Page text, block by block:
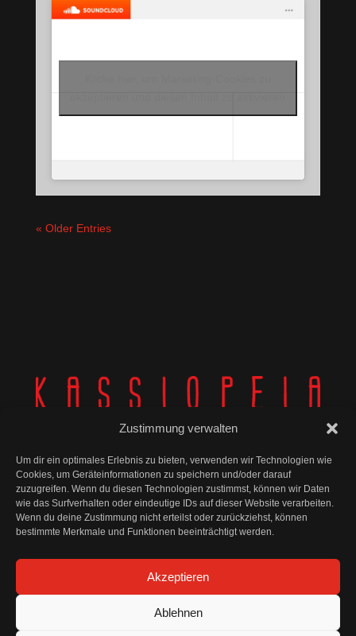
Zustimmung verwalten
Um dir ein optimales Erlebnis zu bieten, verwenden wir Technologien wie
Cookies, um Geräteinformationen zu speichern und/oder darauf
zuzugreifen. Wenn du diesen Technologien zustimmst, können wir Daten
wie das Surfverhalten oder eindeutige IDs auf dieser Website verarbeiten.
Wenn du deine Zustimmung nicht erteilst oder zurückziehst, können
bestimmte Merkmale und Funktionen beeinträchtigt werden.
Akzeptieren
Ablehnen
« Older Entries
© Kassiopeia 2025